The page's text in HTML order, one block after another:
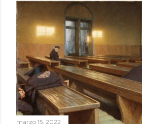
t
r
a
d
a
s
marzo 15, 2022